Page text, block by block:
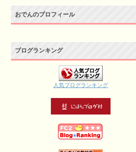
おでんのプロフィール
ブログランキング
人気ブログランキング